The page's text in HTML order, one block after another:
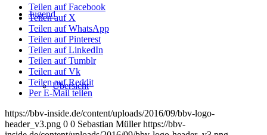
Jugend
Übersicht
Teilen auf Facebook
Teilen auf X
Teilen auf WhatsApp
Teilen auf Pinterest
Teilen auf LinkedIn
Teilen auf Tumblr
Teilen auf Vk
Teilen auf Reddit
Per E-Mail teilen
https://bbv-inside.de/content/uploads/2016/09/bbv-logo-
header_v3.png 0 0 Sebastian Müller https://bbv-